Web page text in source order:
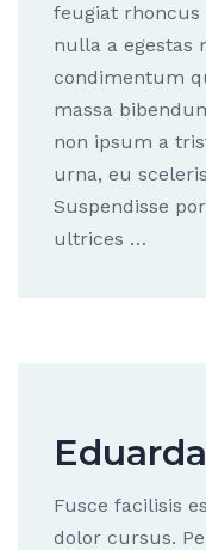
feugiat rhoncus
nulla a egestas
condimentum
massa
non ipsum a
urna, eu
Suspendisse
ultrices …
Fusce facilisis
dolor cursus.